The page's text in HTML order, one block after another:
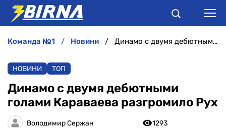
АНАЛІТИКА
ІНТЕРВ'Ю
команда №1 новини Динамо с двумя дебютными голами Караваева разгромило Рух
НОВИНИ ТОП
Динамо с двумя дебютными
голами Караваева разгромило Рух
Володимир Сержан
1293